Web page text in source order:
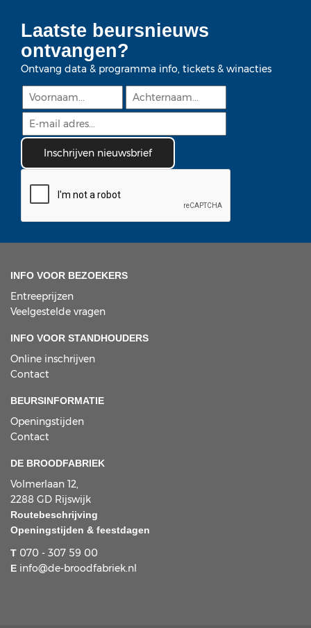
Laatste beursnieuws
ontvangen?
Ontvang data & programma info, tickets & winacties
INFO VOOR BEZOEKERS
Entreeprijzen
Veelgestelde vragen
INFO VOOR STANDHOUDERS
Online inschrijven
Contact
BEURSINFORMATIE
Openingstijden
Contact
DE BROODFABRIEK
Volmerlaan 12,
2288 GD Rijswijk
Routebeschrijving
Openingstijden & feestdagen
T 070 - 307 59 00
E info@de-broodfabriek.nl